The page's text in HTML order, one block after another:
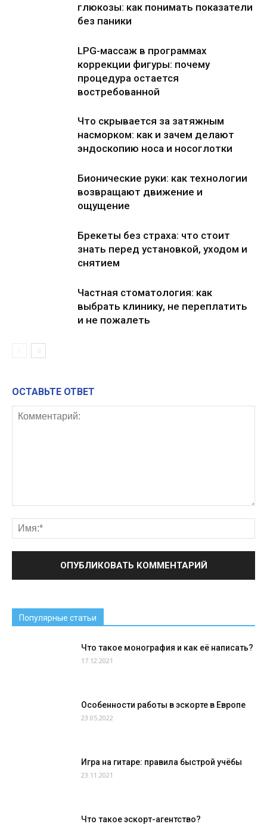
глюкозы: как понимать показатели
без паники
LPG-массаж в программах
коррекции фигуры: почему
процедура остается
востребованной
Что скрывается за затяжным
насморком: как и зачем делают
эндоскопию носа и носоглотки
Бионические руки: как технологии
возвращают движение и
ощущение
Брекеты без страха: что стоит
знать перед установкой, уходом и
снятием
Частная стоматология: как
выбрать клинику, не переплатить
и не пожалеть
ОСТАВЬТЕ ОТВЕТ
Популярные статьи
Что такое монография и как её написать?
17.12.2021
Особенности работы в эскорте в Европе
23.05.2022
Игра на гитаре: правила быстрой учёбы
23.11.2021
Что такое эскорт-агентство?